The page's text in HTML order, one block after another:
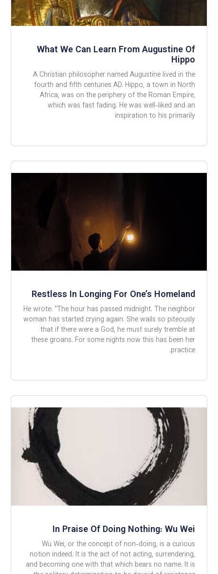
What We Can Learn From Augustine Of
Hippo
A Christian philosopher named Augustine lived in the
fourth and fifth centuries AD. Hippo, a town in North
Africa, was on the periphery of the Roman Empire,
which was fast fading. He was well-liked and an
inspiration to his primarily
Restless In Longing For One’s Homeland
He wrote: “The hour has passed midnight. The neighbor
woman has started crying again. She wails so piteously
that if there were a God, he must surely tremble at
these groans. For some nights now this has been her
practice.
In Praise Of Doing Nothing: Wu Wei
Wu Wei, or the concept of non-doing, is a curious
notion indeed. It is the act of not acting, surrendering,
and becoming one with that which bears no name. It is